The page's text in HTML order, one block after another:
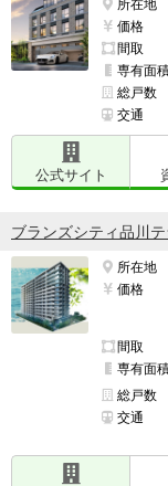
所在地
価格
間取
専有面
総戸数
交通
公式サイト
ブランズシティ品川テ
所在地
価格
間取
専有面
総戸数
交通